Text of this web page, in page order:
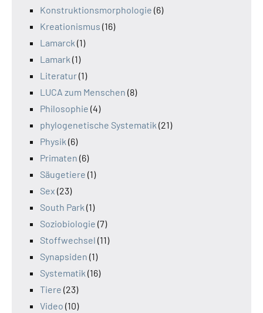
Konstruktionsmorphologie (6)
Kreationismus (16)
Lamarck (1)
Lamark (1)
Literatur(1)
LUCA zum Menschen (8)
Philosophie (4)
phylogenetische Systematik (21)
Physik (6)
Primaten (6)
Säugetiere (1)
Sex (23)
South Park (1)
Soziobiologie (7)
Stoffwechsel (11)
Synapsiden (1)
Systematik (16)
Tiere (23)
Video (10)